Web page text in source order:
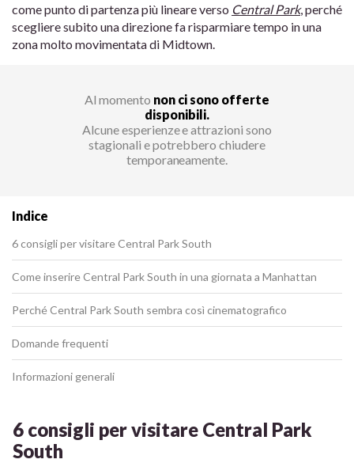
come punto di partenza più lineare verso Central Park, perché
scegliere subito una direzione fa risparmiare tempo in una
zona molto movimentata di Midtown.
Al momento non ci sono offerte
disponibili.
Alcune esperienze e attrazioni sono
stagionali e potrebbero chiudere
temporaneamente.
Indice
6 consigli per visitare Central Park South
Come inserire Central Park South in una giornata a Manhattan
Perché Central Park South sembra così cinematografico
Domande frequenti
Informazioni generali
6 consigli per visitare Central Park
South